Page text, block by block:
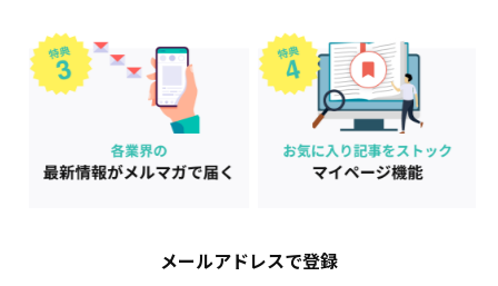
メールアドレスで登録